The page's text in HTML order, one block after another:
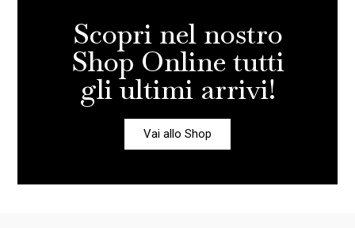
Scopri nel nostro
Shop Online tutti
gli ultimi arrivi!
Vai allo Shop